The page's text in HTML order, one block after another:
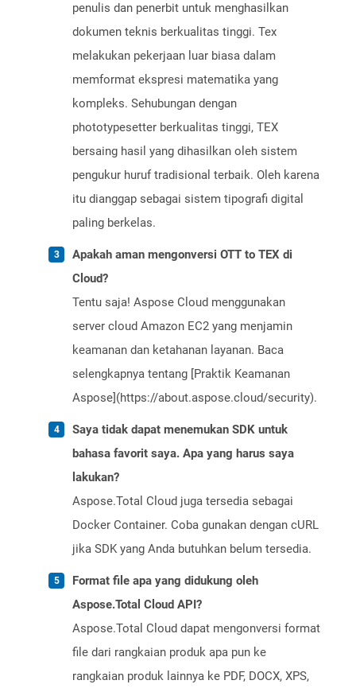
penulis dan penerbit untuk menghasilkan
dokumen teknis berkualitas tinggi. Tex
melakukan pekerjaan luar biasa dalam
memformat ekspresi matematika yang
kompleks. Sehubungan dengan
phototypesetter berkualitas tinggi, TEX
bersaing hasil yang dihasilkan oleh sistem
pengukur huruf tradisional terbaik. Oleh karena
itu dianggap sebagai sistem tipografi digital
paling berkelas.
Apakah aman mengonversi OTT to TEX di
Cloud?
Tentu saja! Aspose Cloud menggunakan
server cloud Amazon EC2 yang menjamin
keamanan dan ketahanan layanan. Baca
selengkapnya tentang [Praktik Keamanan
Aspose](https://about.aspose.cloud/security).
Saya tidak dapat menemukan SDK untuk
bahasa favorit saya. Apa yang harus saya
lakukan?
Aspose.Total Cloud juga tersedia sebagai
Docker Container. Coba gunakan dengan cURL
jika SDK yang Anda butuhkan belum tersedia.
Format file apa yang didukung oleh
Aspose.Total Cloud API?
Aspose.Total Cloud dapat mengonversi format
file dari rangkaian produk apa pun ke
rangkaian produk lainnya ke PDF, DOCX, XPS,